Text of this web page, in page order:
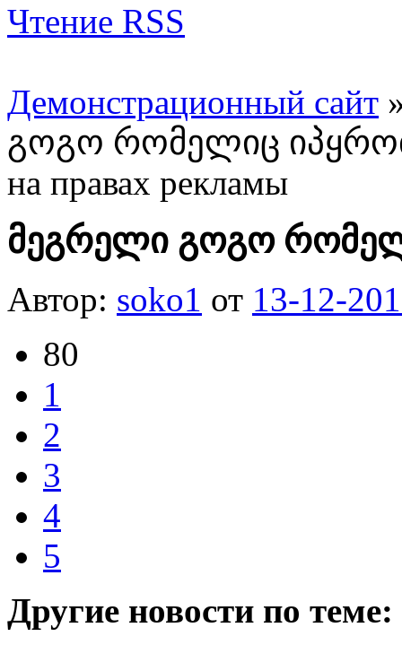
Чтение RSS
Демонстрационный сайт
გოგო რომელიც
на правах рекламы
მეგრელი გოგო
Автор: soko1 от 13-12-
80
1
2
3
4
5
Другие новости по теме: